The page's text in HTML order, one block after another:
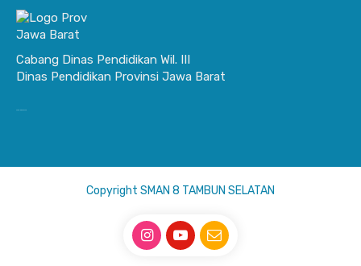
Cabang Dinas Pendidikan Wil. III
Dinas Pendidikan Provinsi Jawa Barat
Copyright SMAN 8 TAMBUN SELATAN